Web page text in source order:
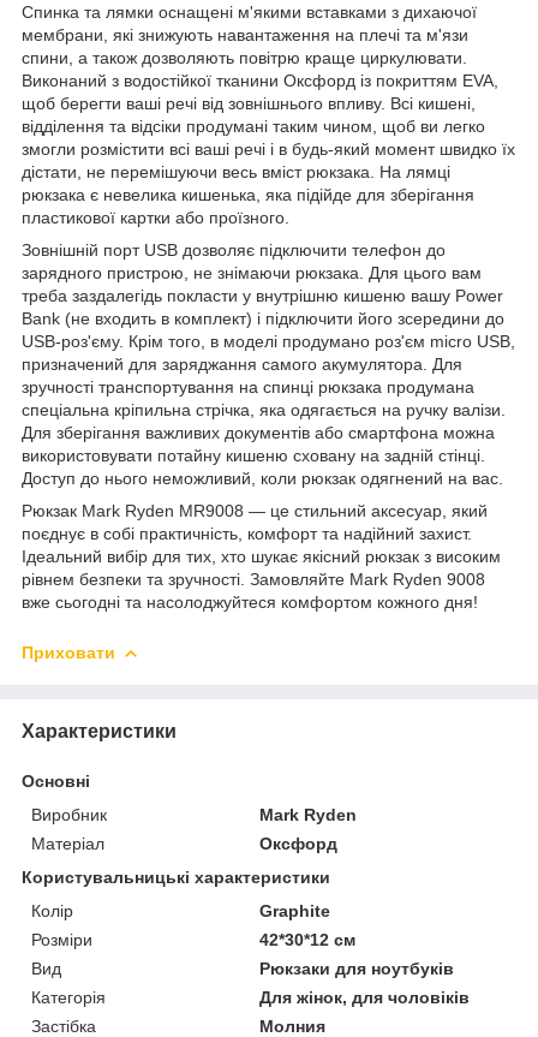
Спинка та лямки оснащені м'якими вставками з дихаючої
мембрани, які знижують навантаження на плечі та м'язи
спини, а також дозволяють повітрю краще циркулювати.
Виконаний з водостійкої тканини Оксфорд із покриттям EVA,
щоб берегти ваші речі від зовнішнього впливу. Всі кишені,
відділення та відсіки продумані таким чином, щоб ви легко
змогли розмістити всі ваші речі і в будь-який момент швидко їх
дістати, не перемішуючи весь вміст рюкзака. На лямці
рюкзака є невелика кишенька, яка підійде для зберігання
пластикової картки або проїзного.
Зовнішній порт USB дозволяє підключити телефон до
зарядного пристрою, не знімаючи рюкзака. Для цього вам
треба заздалегідь покласти у внутрішню кишеню вашу Power
Bank (не входить в комплект) і підключити його зсередини до
USB-роз'єму. Крім того, в моделі продумано роз'єм micro USB,
призначений для заряджання самого акумулятора. Для
зручності транспортування на спинці рюкзака продумана
спеціальна кріпильна стрічка, яка одягається на ручку валізи.
Для зберігання важливих документів або смартфона можна
використовувати потайну кишеню сховану на задній стінці.
Доступ до нього неможливий, коли рюкзак одягнений на вас.
Рюкзак Mark Ryden MR9008 — це стильний аксесуар, який
поєднує в собі практичність, комфорт та надійний захист.
Ідеальний вибір для тих, хто шукає якісний рюкзак з високим
рівнем безпеки та зручності. Замовляйте Mark Ryden 9008
вже сьогодні та насолоджуйтеся комфортом кожного дня!
Приховати
Характеристики
Основні
Виробник
Mark Ryden
Матеріал
Оксфорд
Користувальницькі характеристики
Колір
Graphite
Розміри
42*30*12 см
Вид
Рюкзаки для ноутбуків
Категорія
Для жінок, для чоловіків
Застібка
Молния